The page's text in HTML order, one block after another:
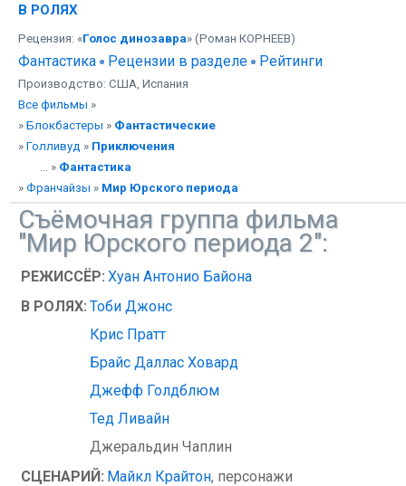
В РОЛЯХ
Рецензия: «Голос динозавра» (Роман КОРНЕЕВ)
Фантастика Рецензии в разделе Рейтинги
Производство: США, Испания
Все фильмы »
» Блокбастеры » Фантастические
» Голливуд » Приключения
... » Фантастика
» Франчайзы » Мир Юрского периода
Съёмочная группа фильма
"Мир Юрского периода 2":
РЕЖИССЁР: Хуан Антонио Байона
В РОЛЯХ: Тоби Джонс
Крис Пратт
Брайс Даллас Ховард
Джефф Голдблюм
Тед Ливайн
Джеральдин Чаплин
СЦЕНАРИЙ: Майкл Крайтон, персонажи